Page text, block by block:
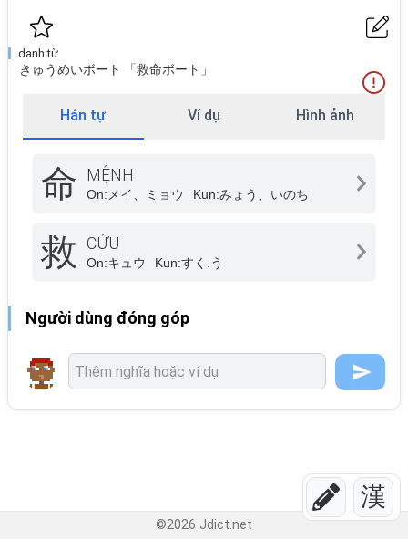
漢
danh từ
きゅうめいボート 「救命ボート」
Hán tự Ví dụ Hình ảnh
命 MỆNH
On: メイ、ミョウ Kun:みょう、いのち
救 CỨU
On:キュウ Kun:すく.う
Người dùng đóng góp
©2026 Jdict.net